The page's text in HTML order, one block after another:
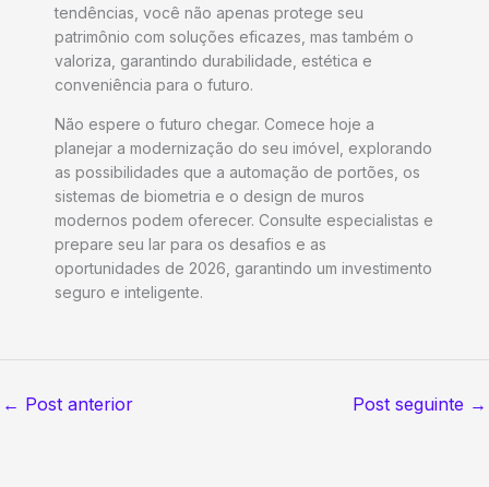
tendências, você não apenas protege seu
patrimônio com soluções eficazes, mas também o
valoriza, garantindo durabilidade, estética e
conveniência para o futuro.
Não espere o futuro chegar. Comece hoje a
planejar a modernização do seu imóvel, explorando
as possibilidades que a automação de portões, os
sistemas de biometria e o design de muros
modernos podem oferecer. Consulte especialistas e
prepare seu lar para os desafios e as
oportunidades de 2026, garantindo um investimento
seguro e inteligente.
← Post anterior Post seguinte →